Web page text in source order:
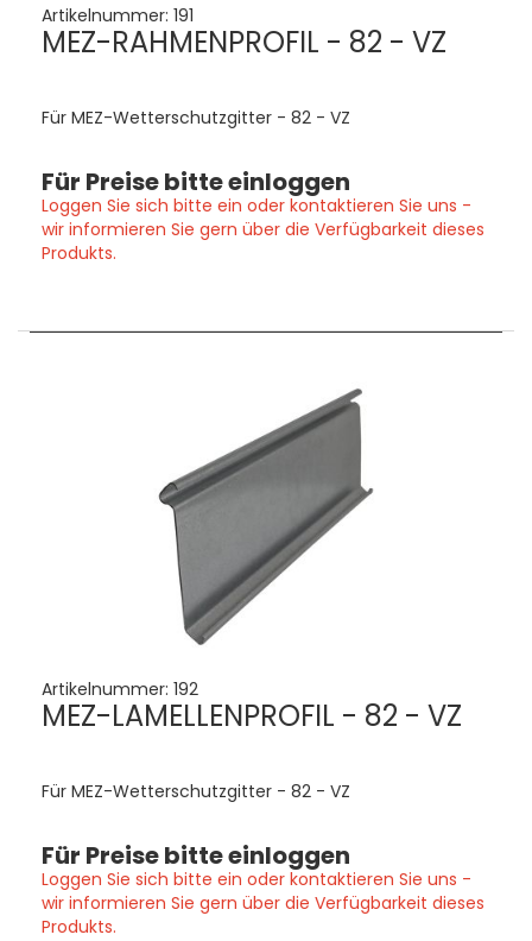
Artikelnummer: 191
MEZ-RAHMENPROFIL - 82 - VZ
Für MEZ-Wetterschutzgitter - 82 - VZ
Für Preise bitte einloggen
Loggen Sie sich bitte ein oder kontaktieren Sie uns -
wir informieren Sie gern über die Verfügbarkeit dieses
Produkts.
Artikelnummer: 192
MEZ-LAMELLENPROFIL - 82 - VZ
Für MEZ-Wetterschutzgitter - 82 - VZ
Für Preise bitte einloggen
Loggen Sie sich bitte ein oder kontaktieren Sie uns -
wir informieren Sie gern über die Verfügbarkeit dieses
Produkts.